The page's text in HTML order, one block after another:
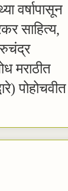
वर्षापासून
साहित्य,
मराठीत
पोहोचवीत